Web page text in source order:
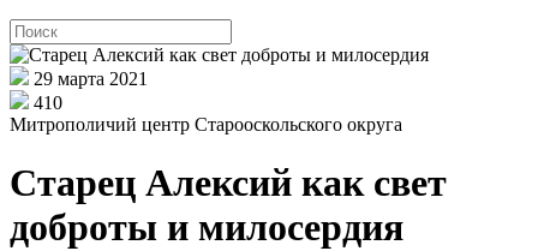
29 марта 2021
410
Митрополичий центр Старооскольского округа
Старец Алексий как свет
доброты и милосердия